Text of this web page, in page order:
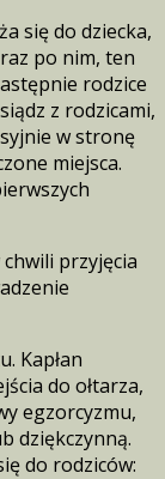
się do dziecka,
po nim, ten
rodzice
z rodzicami,
w stronę
miejsca.
przyjęcia
Kapłan
do ołtarza,
egzorcyzmu,
dziękczynną.
do rodziców: